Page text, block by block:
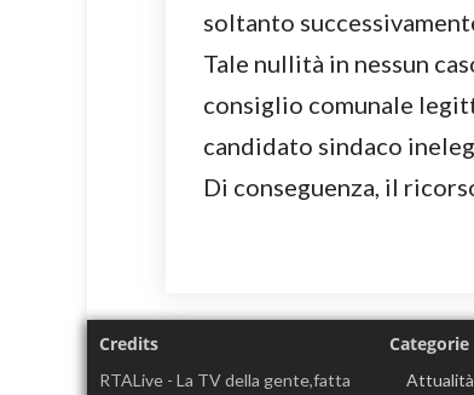
soltanto
Tale nullità in nessun
consiglio comunale
candidato sindaco
Di conseguenza, il
Credits
RTALive - La TV della gente,fatta
Categorie
Attualità